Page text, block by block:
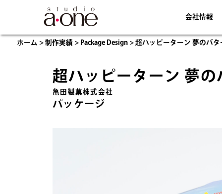
会社情報
ホーム >制作実績 > Package Design >超ハッピーターン 夢のバ
超ハッピーターン 夢
亀田製菓株式会社
パッケージ